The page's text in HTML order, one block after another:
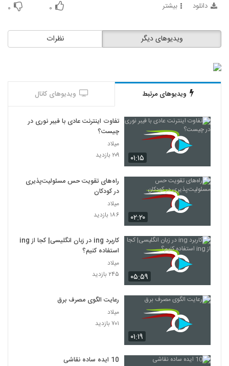
دانلود بیشتر ۰ ۰
نظرات ویدیوهای دیگر
ویدیوهای مرتبط ویدیوهای کانال
۰۱:۱۵
تفاوت اینترنت عادی با فیبر نوری در
چیست؟
میلاد
۲۰۹ بازدید
۰۲:۲۰
راه‌های تقویت حس مسئولیت‌پذیری
در کودکان
میلاد
۱۸۶ بازدید
۰۵:۵۹
کاربرد ing در زبان انگلیسی| کجا از ing
استفاده کنیم؟
میلاد
۲۴۵ بازدید
۰۱:۱۹
رعایت الگوی مصرف برق
میلاد
۷۰۱ بازدید
10 ایده ساده نقاشی